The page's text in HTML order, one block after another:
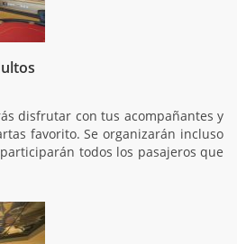
disfrutar con tus acompañantes y
favorito. Se organizarán incluso
todos los pasajeros que